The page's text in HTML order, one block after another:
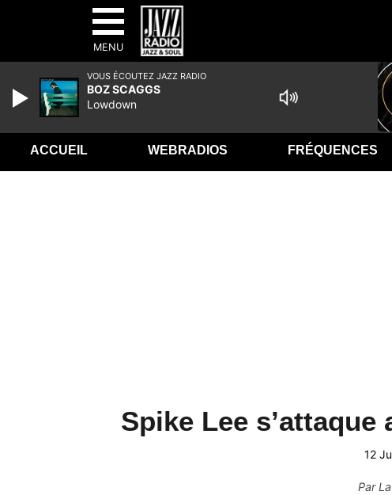
MENU
ACCUEIL WEBRADIOS FRÉQUENCES
Spike Lee s’attaque
12
Par
VOUS ÉCOUTEZ JAZZ RADIO
BOZ SCAGGS
Lowdown